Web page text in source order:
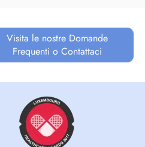
Visita le nostre Domande
Frequenti o Contattaci